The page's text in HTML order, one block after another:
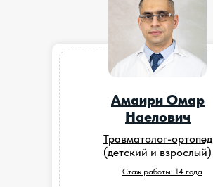
Амаири Омар
Наелович
Травматолог-ортопед
(детский и взрослый)
Стаж работы: 14 года